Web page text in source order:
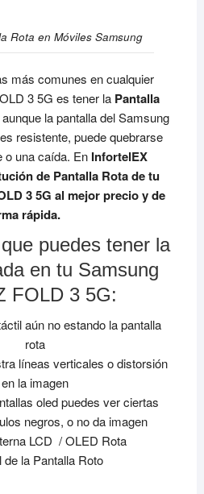
Rota en Móviles Samsung
más comunes en cualquier
3 5G es tener la Pantalla
aunque la pantalla del Samsung
resistente, puede quebrarse
o una caída. EnInfortelEX
de Pantalla Rota de tu
3 5G al mejor precio y de
rápida.
puedes tener la
en tu Samsung
FOLD 3 5G:
aún no estando la pantalla
rota
líneas verticales o distorsión
en la imagen
oled puedes ver ciertas
negros, o no da imagen
LCD / OLED Rota
de la Pantalla Roto